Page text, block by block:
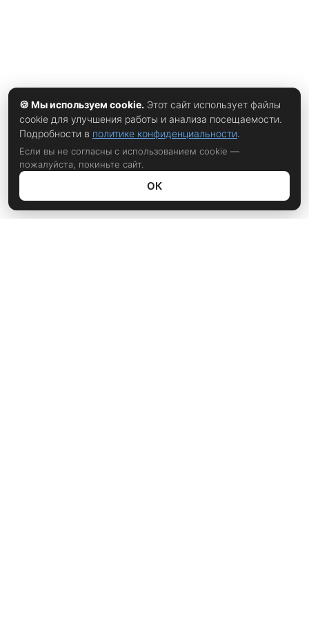
🍪 Мы используем cookie. Этот сайт использует файлы
cookie для улучшения работы и анализа посещаемости.
Подробности в политике конфиденциальности.
Если вы не согласны с использованием cookie —
пожалуйста, покиньте сайт.
ОК